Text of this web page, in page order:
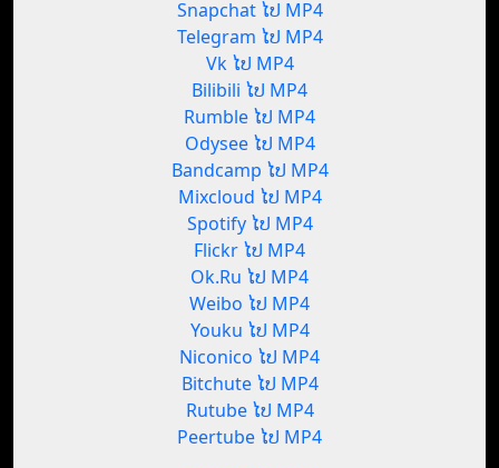
Snapchat ໄປ MP4
Telegram ໄປ MP4
Vk ໄປ MP4
Bilibili ໄປ MP4
Rumble ໄປ MP4
Odysee ໄປ MP4
Bandcamp ໄປ MP4
Mixcloud ໄປ MP4
Spotify ໄປ MP4
Flickr ໄປ MP4
Ok.Ru ໄປ MP4
Weibo ໄປ MP4
Youku ໄປ MP4
Niconico ໄປ MP4
Bitchute ໄປ MP4
Rutube ໄປ MP4
Peertube ໄປ MP4